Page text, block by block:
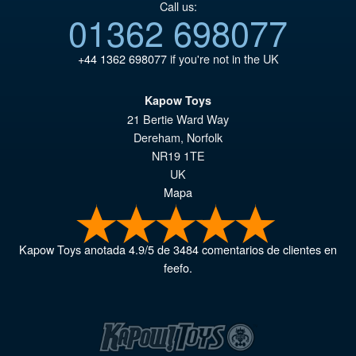
Call us:
01362 698077
+44 1362 698077if you're not in the UK
Kapow Toys
21 Bertie Ward Way
Dereham, Norfolk
NR19 1TE
UK
Mapa
Kapow Toysanotada4.9/5de3484comentarios de clientes en
feefo.